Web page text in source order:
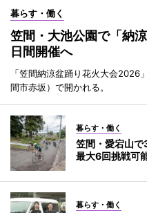
暮らす・働く
笠間・大池公園で「納
日間開催へ
「笠間納涼盆踊り花火大会2026
間市赤坂）で開かれる。
暮らす・働く
笠間・愛宕山
最大6回挑戦可
暮らす・働く